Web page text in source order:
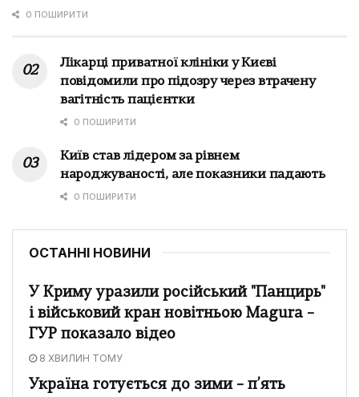
0 ПОШИРИТИ
Лікарці приватної клініки у Києві
повідомили про підозру через втрачену
вагітність пацієнтки
0 ПОШИРИТИ
Київ став лідером за рівнем
народжуваності, але показники падають
0 ПОШИРИТИ
ОСТАННІ НОВИНИ
У Криму уразили російський "Панцирь"
і військовий кран новітньою Magura –
ГУР показало відео
8 ХВИЛИН ТОМУ
Україна готується до зими – п’ять